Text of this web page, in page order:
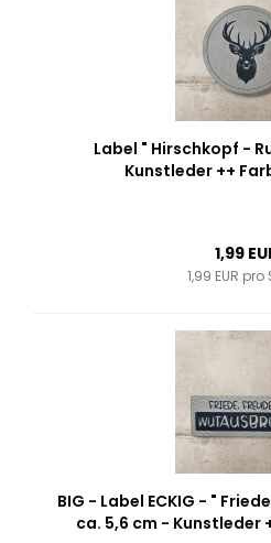
Label " Hirschkopf -
Kunstleder ++
1,99
1,99 EUR
BIG - Label ECKIG - "
ca. 5,6 cm - Kunstleder